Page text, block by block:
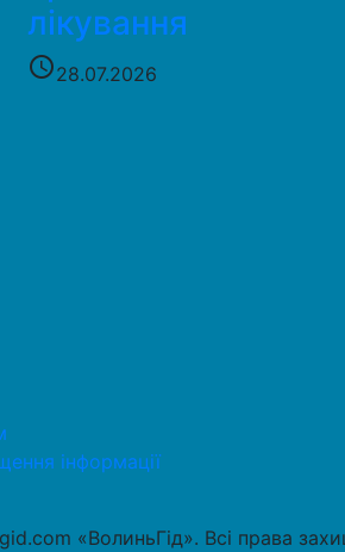
лікування
access_time28.07.2026
інформації
«ВолиньГід». Всі права